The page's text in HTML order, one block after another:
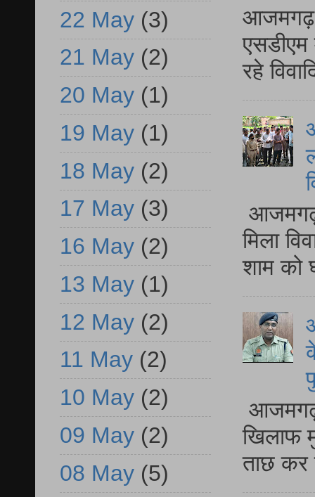
आजमगढ़
एसडीएम
रहे
आजमगढ़
मिला
शाम को
आजमगढ़
खिलाफ
ताछ कर
22 May (3)
21 May (2)
20 May (1)
19 May (1)
18 May (2)
17 May (3)
16 May (2)
13 May (1)
12 May (2)
11 May (2)
10 May (2)
09 May (2)
08 May (5)